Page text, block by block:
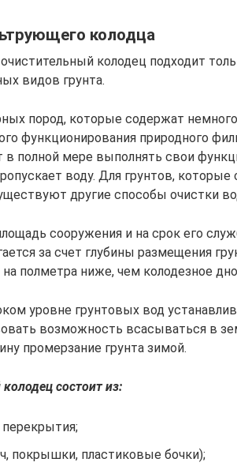
колодца
колодец подходит
видов грунта.
пород, которые содержат
функционирования природного
полной мере выполнять свои
воду. Для грунтов, которые
другие способы очистки
сооружения и на срок его
за счет глубины размещения
полметра ниже, чем колодезное
уровне грунтовых вод
возможность всасываться в
промерзание грунта зимой.
состоит из:
перекрытия;
покрышки, пластиковые бочки);